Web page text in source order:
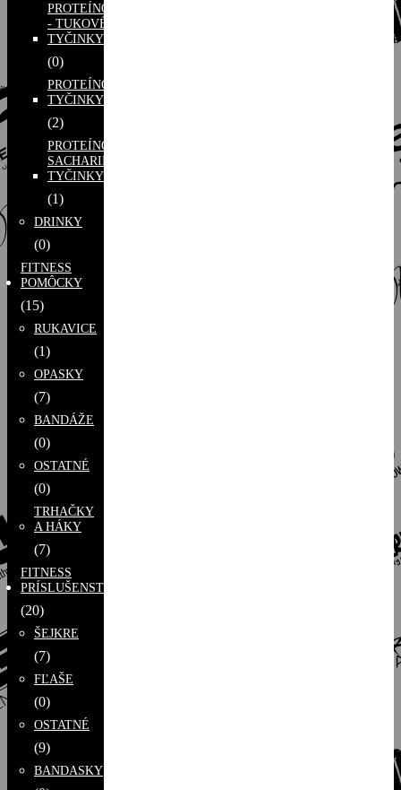
PROTEÍNOVO
- TUKOVÉ
TYČINKY
(0)
PROTEÍNOVÉ
TYČINKY
(2)
PROTEÍNOVO -
SACHARIDOVÉ
TYČINKY
(1)
DRINKY
(0)
FITNESS
POMÔCKY
(15)
RUKAVICE
(1)
OPASKY
(7)
BANDÁŽE
(0)
OSTATNÉ
(0)
TRHAČKY
A HÁKY
(7)
FITNESS
PRÍSLUŠENSTVO
(20)
ŠEJKRE
(7)
FĽAŠE
(0)
OSTATNÉ
(9)
BANDASKY